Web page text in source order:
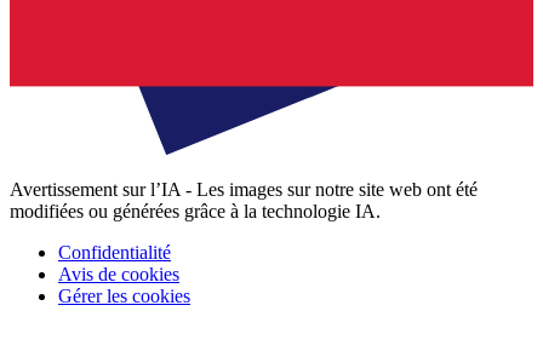
Avertissement sur l’IA - Les images sur notre site web ont été
modifiées ou générées grâce à la technologie IA.
Confidentialité
Avis de cookies
Gérer les cookies